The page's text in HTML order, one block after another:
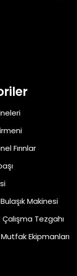
Fırınlar
Makinesi
Tezgahı
Ekipmanları